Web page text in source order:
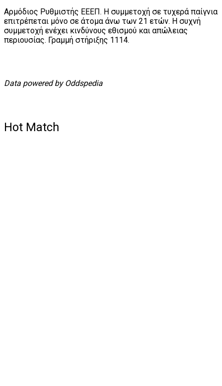
Αρμόδιος Ρυθμιστής ΕΕΕΠ. Η συμμετοχή σε τυχερά παίγνια
επιτρέπεται μόνο σε άτομα άνω των 21 ετών. Η συχνή
συμμετοχή ενέχει κινδύνους εθισμού και απώλειας
περιουσίας. Γραμμή στήριξης 1114.
Data powered by Oddspedia
Hot Match